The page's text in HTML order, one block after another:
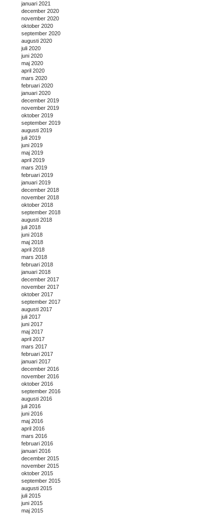
januari 2021
december 2020
november 2020
oktober 2020
september 2020
augusti 2020
juli 2020
juni 2020
maj 2020
april 2020
mars 2020
februari 2020
januari 2020
december 2019
november 2019
oktober 2019
september 2019
augusti 2019
juli 2019
juni 2019
maj 2019
april 2019
mars 2019
februari 2019
januari 2019
december 2018
november 2018
oktober 2018
september 2018
augusti 2018
juli 2018
juni 2018
maj 2018
april 2018
mars 2018
februari 2018
januari 2018
december 2017
november 2017
oktober 2017
september 2017
augusti 2017
juli 2017
juni 2017
maj 2017
april 2017
mars 2017
februari 2017
januari 2017
december 2016
november 2016
oktober 2016
september 2016
augusti 2016
juli 2016
juni 2016
maj 2016
april 2016
mars 2016
februari 2016
januari 2016
december 2015
november 2015
oktober 2015
september 2015
augusti 2015
juli 2015
juni 2015
maj 2015